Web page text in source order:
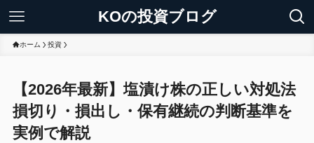
KOの投資ブログ
ホーム 投資
【2026年最新】塩漬け株の正しい対処法
損切り・損出し・保有継続の判断基準を
実例で解説